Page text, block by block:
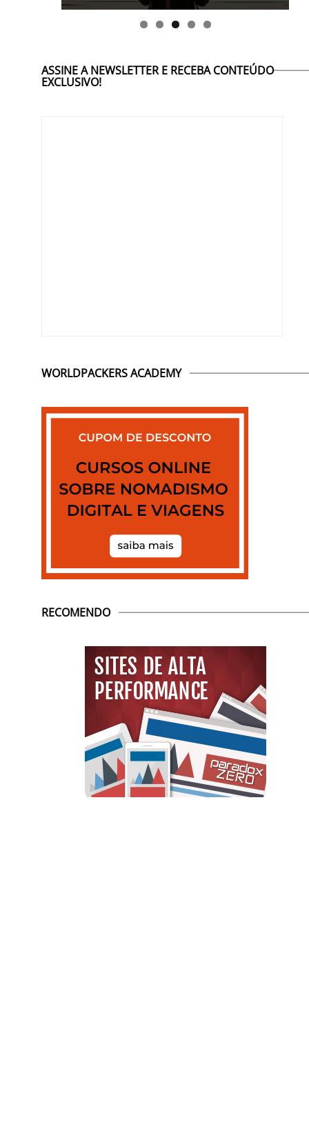
ASSINE A NEWSLETTER E RECEBA CONTEÚDO
EXCLUSIVO!
WORLDPACKERS ACADEMY
RECOMENDO